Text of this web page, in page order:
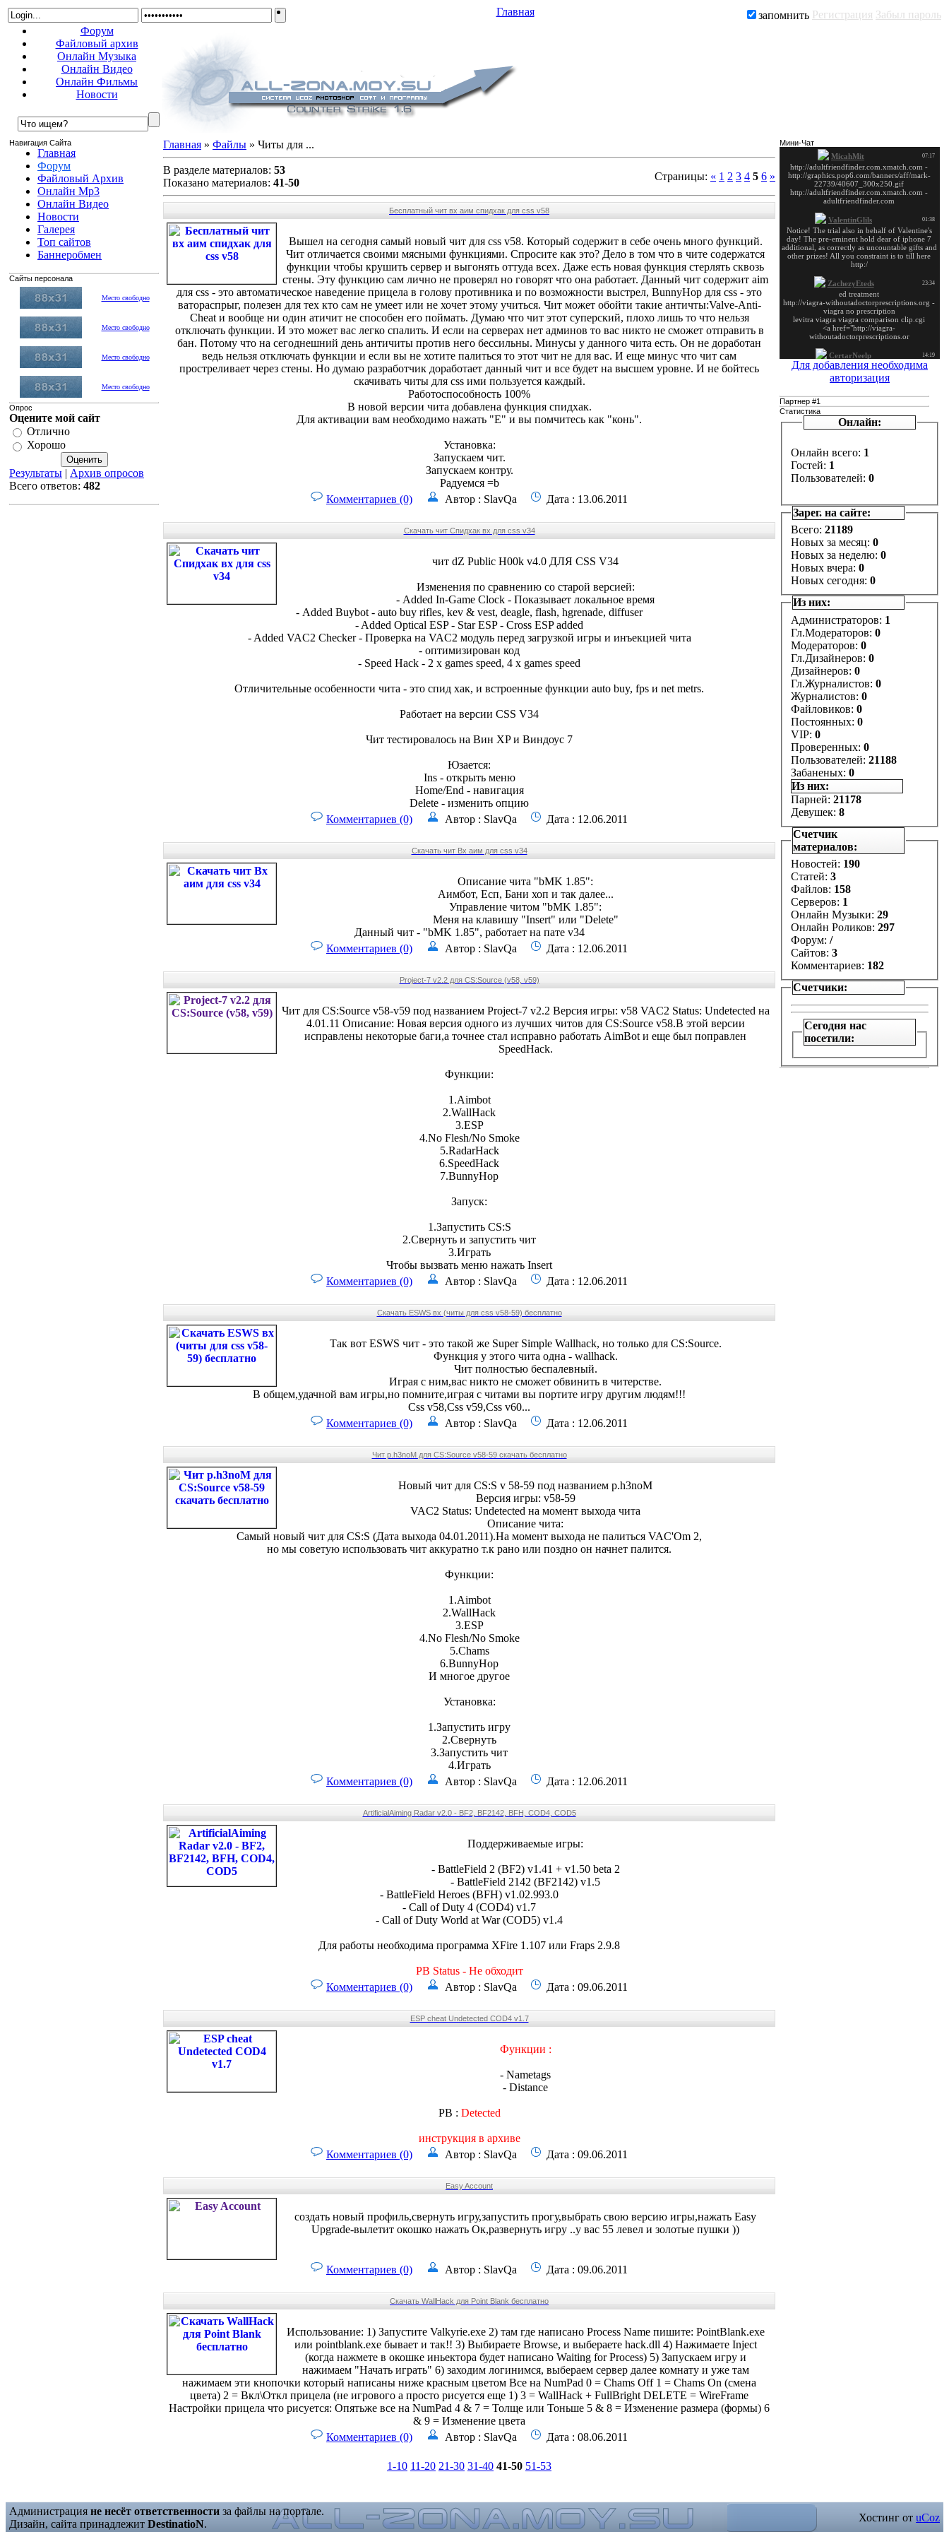
запомнить Регистрация Забыл пароль
Главная
Форум
Файловый архив
Онлайн Музыка
Онлайн Видео
Онлайн Фильмы
Новости
Навигация Сайта
Главная
Форум
Файловый Архив
Онлайн Mp3
Онлайн Видео
Новости
Галерея
Топ сайтов
Баннеробмен
Сайты персонала
Место свободно
Место свободно
Место свободно
Место свободно
Опрос
Оцените мой сайт
Отлично
Хорошо
Результаты | Архив опросов
Всего ответов: 482
Главная » Файлы » Читы для ...
В разделе материалов: 53
Показано материалов: 41-50
Страницы: « 1 2 3 4 5 6 »
Бесплатный чит вх аим спидхак для css v58
Вышел на сегодня самый новый чит для css v58. Который содержит в себе очень много функций.
Чит отличается своими мясными функциями. Спросите как это? Дело в том что в чите содержатся
функции чтобы крушить сервер и выгонять оттуда всех. Даже есть новая функция стерлять сквозь
стены. Эту функцию сам лично не проверял но говорят что она работает. Данный чит содержит aim
для css - это автоматическое наведение прицела в голову противника и по возможности выстрел, BunnyHop для css - это
ватораспрыг, полезен для тех кто сам не умеет или не хочет этому учиться. Чит может обойти такие античты:Valve-Anti-
Cheat и вообще ни один атичит не способен его поймать. Думаю что чит этот суперский, плохо лишь то что нельзя
отключать функции. И это может вас легко спалить. И если на серверах нет админов то вас никто не сможет отправить в
бан. Потому что на сегоднешний день античиты против него бессильны. Минусы у данного чита есть. Он не доработан
ведь нельзя отключать функции и если вы не хотите палиться то этот чит не для вас. И еще минус что чит сам
простреливает через стены. Но думаю разработчик доработает данный чит и все будет на высшем уровне. И не бойтесь
скачивать читы для css ими пользуется каждый.
Работоспособность 100%
В новой версии чита добавлена функция спидхак.
Для активации вам необходимо нажать "E" и вы помчитесь как "конь".
Установка:
Запускаем чит.
Запускаем контру.
Радуемся =b
Комментариев (0)
Автор : SlavQa Дата : 13.06.2011
Скачать чит Спидхак вх для css v34
чит dZ Public H00k v4.0 ДЛЯ CSS V34
Изменения по сравнению со старой версией:
- Added In-Game Clock - Показывает локальное время
- Added Buybot - auto buy rifles, kev & vest, deagle, flash, hgrenade, diffuser
- Added Optical ESP - Star ESP - Cross ESP added
- Added VAC2 Checker - Проверка на VAC2 модуль перед загрузкой игры и инъекцией чита
- оптимизирован код
- Speed Hack - 2 x games speed, 4 x games speed
Отличительные особенности чита - это спид хак, и встроенные функции auto buy, fps и net metrs.
Работает на версии CSS V34
Чит тестировалось на Вин XP и Виндоус 7
Юзается:
Ins - открыть меню
Home/End - навигация
Delete - изменить опцию
Комментариев (0)
Автор : SlavQa Дата : 12.06.2011
Скачать чит Вх аим для css v34
Описание чита "bMK 1.85":
Аимбот, Есп, Бани хоп и так далее...
Управление читом "bMK 1.85":
Меня на клавишу "Insert" или "Delete"
Данный чит - "bMK 1.85", работает на пате v34
Комментариев (0)
Автор : SlavQa Дата : 12.06.2011
Project-7 v2.2 для CS:Source (v58, v59)
Чит для CS:Source v58-v59 под названием Project-7 v2.2 Версия игры: v58 VAC2 Status: Undetected на
4.01.11 Описание: Новая версия одного из лучших читов для CS:Source v58.В этой версии
исправлены некоторые баги,а точнее стал исправно работать AimBot и еще был поправлен
SpeedHack.
Функции:
1.Aimbot
2.WallHack
3.ESP
4.No Flesh/No Smoke
5.RadarHack
6.SpeedHack
7.BunnyHop
Запуск:
1.Запустить CS:S
2.Свернуть и запустить чит
3.Играть
Чтобы вызвать меню нажать Insert
Комментариев (0)
Автор : SlavQa Дата : 12.06.2011
Скачать ESWS вх (читы для css v58-59) бесплатно
Так вот ESWS чит - это такой же Super Simple Wallhack, но только для CS:Source.
Функция у этого чита одна - wallhack.
Чит полностью беспалевный.
Играя с ним,вас никто не сможет обвинить в читерстве.
В общем,удачной вам игры,но помните,играя с читами вы портите игру другим людям!!!
Css v58,Css v59,Css v60...
Комментариев (0)
Автор : SlavQa Дата : 12.06.2011
Чит p.h3noM для CS:Source v58-59 скачать бесплатно
Новый чит для CS:S v 58-59 под названием p.h3noM
Версия игры: v58-59
VAC2 Status: Undetected на момент выхода чита
Описание чита:
Самый новый чит для CS:S (Дата выхода 04.01.2011).На момент выхода не палиться VAC'Om 2,
но мы советую использовать чит аккуратно т.к рано или поздно он начнет палится.
Функции:
1.Aimbot
2.WallHack
3.ESP
4.No Flesh/No Smoke
5.Chams
6.BunnyHop
И многое другое
Установка:
1.Запустить игру
2.Свернуть
3.Запустить чит
4.Играть
Комментариев (0)
Автор : SlavQa Дата : 12.06.2011
ArtificialAiming Radar v2.0 - BF2, BF2142, BFH, COD4, COD5
Поддерживаемые игры:
- BattleField 2 (BF2) v1.41 + v1.50 beta 2
- BattleField 2142 (BF2142) v1.5
- BattleField Heroes (BFH) v1.02.993.0
- Call of Duty 4 (COD4) v1.7
- Call of Duty World at War (COD5) v1.4
Для работы необходима программа XFire 1.107 или Fraps 2.9.8
PB Status - Не обходит
Комментариев (0)
Автор : SlavQa Дата : 09.06.2011
ESP cheat Undetected COD4 v1.7
Функции :
- Nametags
- Distance
PB : Detected
инструкция в архиве
Комментариев (0)
Автор : SlavQa Дата : 09.06.2011
Easy Account
создать новый профиль,свернуть игру,запустить прогу,выбрать свою версию игры,нажать Easy
Upgrade-вылетит окошко нажать Ок,развернуть игру ..у вас 55 левел и золотые пушки ))
Комментариев (0) Автор : SlavQa Дата : 09.06.2011
Скачать WallHack для Point Blank бесплатно
Использование: 1) Запустите Valkyrie.exe 2) там где написано Process Name пишите: PointBlank.exe
или pointblank.exe бывает и так!! 3) Выбираете Browse, и выбераете hack.dll 4) Нажимаете Inject
(когда нажмете в окошке иньектора будет написано Waiting for Process) 5) Запускаем игру и
нажимаем "Начать играть" 6) заходим логинимся, выбераем сервер далее комнату и уже там
нажимаем эти кнопочки который написаны ниже красным цветом Все на NumPad 0 = Chams Off 1 = Chams On (смена
цвета) 2 = Вкл\Откл прицела (не игрового а просто рисуется еще 1) 3 = WallHack + FullBright DELETE = WireFrame
Настройки прицела что рисуется: Опятьже все на NumPad 4 & 7 = Толще или Тоньше 5 & 8 = Изменение размера (формы) 6
& 9 = Изменение цвета
Комментариев (0)
Автор : SlavQa Дата : 08.06.2011
1-10 11-20 21-30 31-40 41-50 51-53
Мини-Чат
Для добавления необходима
авторизация
Партнер #1
Статистика
Онлайн:
Онлайн всего: 1
Гостей: 1
Пользователей: 0
Зарег. на сайте:
Всего: 21189
Новых за месяц: 0
Новых за неделю: 0
Новых вчера: 0
Новых сегодня: 0
Из них:
Администраторов: 1
Гл.Модераторов: 0
Модераторов: 0
Гл.Дизайнеров: 0
Дизайнеров: 0
Гл.Журналистов: 0
Журналистов: 0
Файловиков: 0
Постоянных: 0
VIP: 0
Проверенных: 0
Пользователей: 21188
Забаненых: 0
Из них:
Парней: 21178
Девушек: 8
Счетчик
материалов:
Новостей: 190
Статей: 3
Файлов: 158
Серверов: 1
Онлайн Музыки: 29
Онлайн Роликов: 297
Форум: /
Сайтов: 3
Комментариев: 182
Счетчики:
Сегодня нас
посетили:
Администрация не несёт ответственности за файлы на портале.
Дизайн, сайта принадлежит DestinatioN.
Хостинг от uCoz